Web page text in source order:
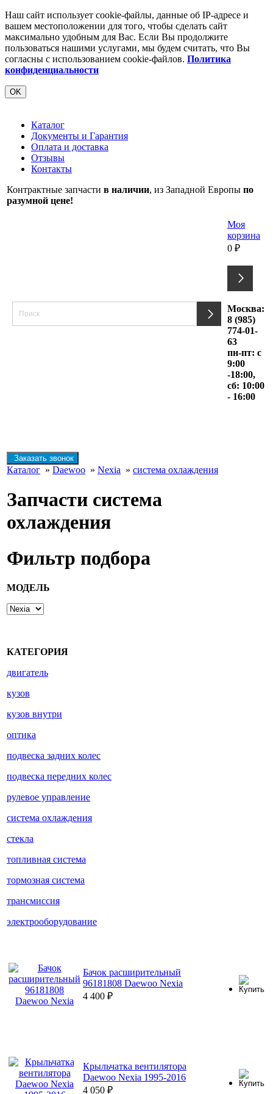
Наш сайт использует cookie-файлы, данные об IP-адресе и
вашем местоположении для того, чтобы сделать сайт
максимально удобным для Вас. Если Вы продолжите
пользоваться нашими услугами, мы будем считать, что Вы
согласны с использованием cookie-файлов. Политика
конфиденциальности
OK
Каталог
Документы и Гарантия
Оплата и доставка
Отзывы
Контакты
Контрактные запчасти в наличии, из Западной Европы по
разумной цене!
Моя
корзина
0 ₽
Москва:
8 (985)
774-01-
63
пн-пт: с
9:00
-18:00,
сб: 10:00
- 16:00
Заказать звонок
Каталог » Daewoo » Nexia » система охлаждения
Запчасти система
охлаждения
Фильтр подбора
МОДЕЛЬ
КАТЕГОРИЯ
двигатель
кузов
кузов внутри
оптика
подвеска задних колес
подвеска передних колес
рулевое управление
система охлаждения
стекла
топливная система
тормозная система
трансмиссия
электрооборудование
Бачок расширительный
96181808 Daewoo Nexia
4 400 ₽
Крыльчатка вентилятора
Daewoo Nexia 1995-2016
4 050 ₽